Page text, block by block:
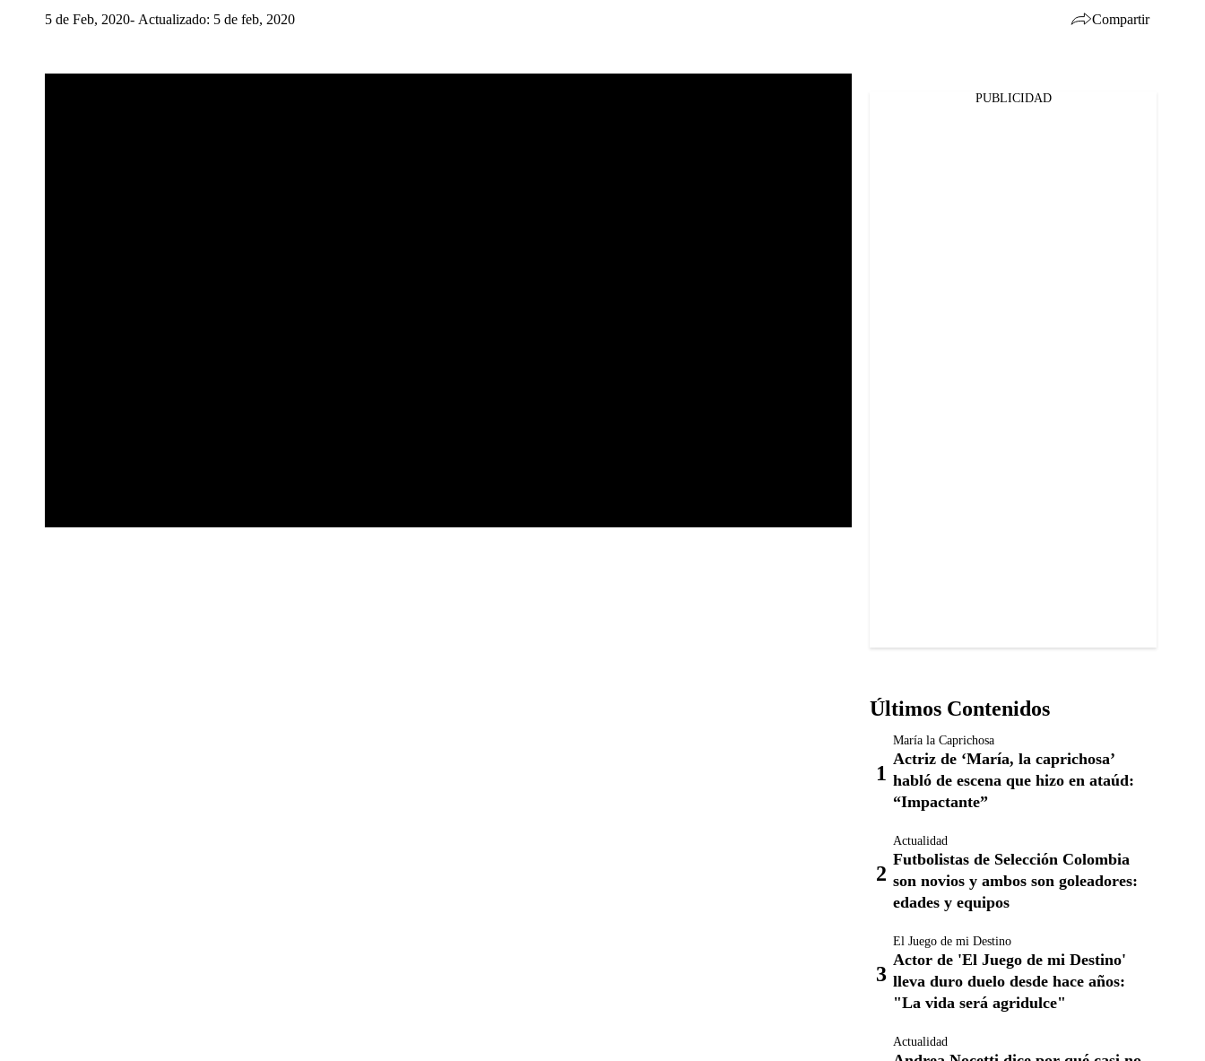
5 de Feb, 2020 Actualizado: 5 de feb, 2020 Compartir
PUBLICIDAD
Últimos Contenidos
María la Caprichosa
Actriz de ‘María, la caprichosa’
habló de escena que hizo en ataúd:
“Impactante”
Actualidad
Futbolistas de Selección Colombia
son novios y ambos son goleadores:
edades y equipos
El Juego de mi Destino
Actor de 'El Juego de mi Destino'
lleva duro duelo desde hace años:
"La vida será agridulce"
Actualidad